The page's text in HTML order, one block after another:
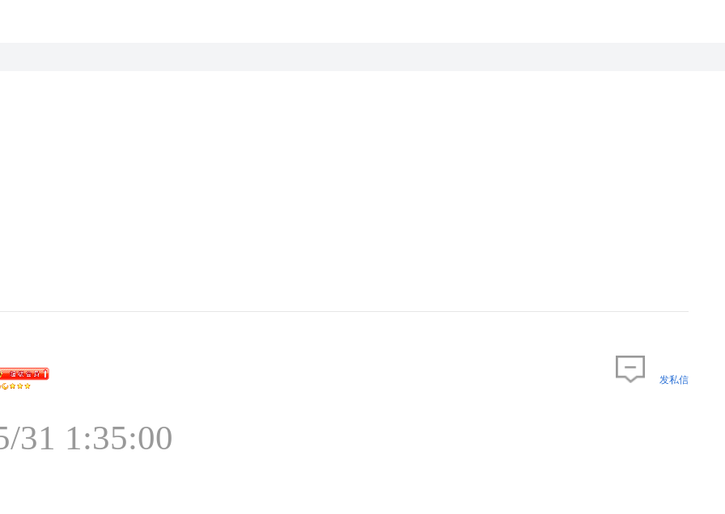
31 1:35:00
发私信